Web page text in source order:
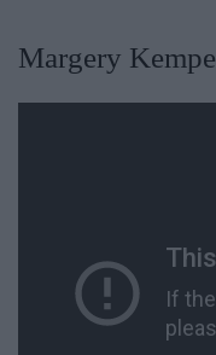
Margery Kempe